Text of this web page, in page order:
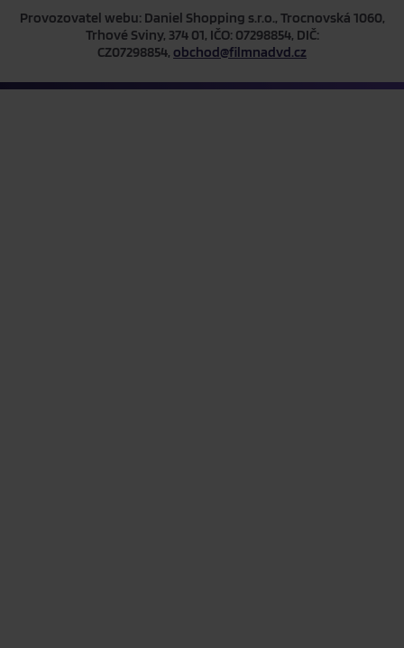
Provozovatel webu: Daniel Shopping s.r.o., Trocnovská 1060,
Trhové Sviny, 374 01, IČO: 07298854, DIČ:
CZ07298854, obchod@filmnadvd.cz